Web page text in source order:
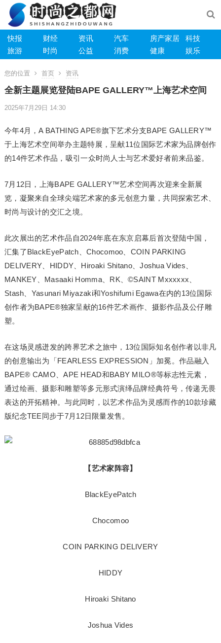
快报 财经 资讯 汽车 房产家居
科技
旅游
时尚 公益 消费 健康 娱乐
您的位置 首页 资讯
全新主题展览登陆BAPE GALLERY™上海艺术空间
2025年7月29日 14:30
今年4月，A BATHING APE®旗下艺术分支BAPE GALLERY™
于上海艺术空间举办主题特展，呈献11位国际艺术家为品牌创作
的14件艺术作品，吸引一众时尚人士与艺术爱好者前来品鉴。
7月12日，上海BAPE GALLERY™艺术空间再次迎来全新展
览，凝聚来自全球尖端艺术家的多元创意力量，共同探索艺术、
时尚与设计的交汇之境。
此次展出的艺术作品自2024年底在东京启幕后首次登陆中国，
汇集了BlackEyePatch、Chocomoo、COIN PARKING
DELIVERY、HIDDY、Hiroaki Shitano、Joshua Vides、
MANKEY、Masaaki Homma、RK、©SAINT Mxxxxxx、
Stash、Yasunari Miyazaki和Yoshifumi Egawa在内的13位国际
创作者为BAPE®独家呈献的16件艺术画作、摄影作品及公仔雕
塑。
在这场灵感迸发的跨界艺术之旅中，13位国际知名创作者以非凡
的创意输出为「FEARLESS EXPRESSION」加冕。作品融入
BAPE® CAMO、APE HEAD和BABY MILO®︎等标志性元素，
通过绘画、摄影和雕塑等多元形式演绎品牌经典符号，传递无畏
表达的开拓精神。与此同时，以艺术作品为灵感而作的10款珍藏
版纪念TEE同步于7月12日限量发售。
【艺术家阵容】
BlackEyePatch
Chocomoo
COIN PARKING DELIVERY
HIDDY
Hiroaki Shitano
Joshua Vides